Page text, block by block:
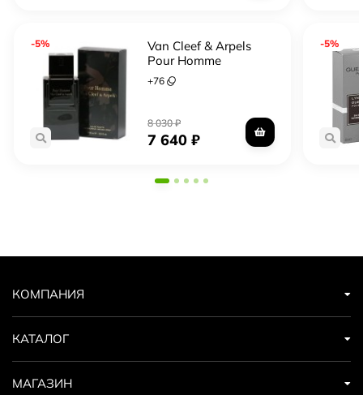
-5%
Van Cleef & Arpels
Pour Homme
+76
8 030₽
7 640₽
-5%
КОМПАНИЯ
КАТАЛОГ
МАГАЗИН